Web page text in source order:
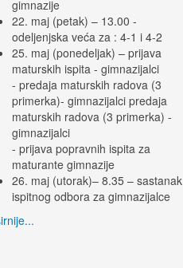
gimnazije
22. maj (petak) – 13.00 -
odeljenjska veća za : 4-1 i 4-2
25. maj (ponedeljak) – prijava
maturskih ispita - gimnazijalci
- predaja maturskih radova (3
primerka)- gimnazijalci predaja
maturskih radova (3 primerka) -
gimnazijalci
- prijava popravnih ispita za
maturante gimnazije
26. maj (utorak)– 8.35 – sastanak
ispitnog odbora za gimnazijalce